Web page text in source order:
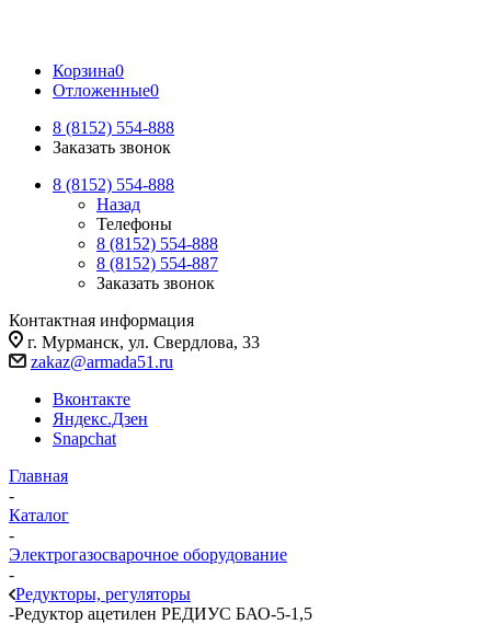
Корзина0
Отложенные0
8 (8152) 554-888
Заказать звонок
8 (8152) 554-888
Назад
Телефоны
8 (8152) 554-888
8 (8152) 554-887
Заказать звонок
Контактная информация
г. Мурманск, ул. Свердлова, 33
zakaz@armada51.ru
Вконтакте
Яндекс.Дзен
Snapchat
Главная
-
Каталог
-
Электрогазосварочное оборудование
-
Редукторы, регуляторы
-Редуктор ацетилен РЕДИУС БАО-5-1,5